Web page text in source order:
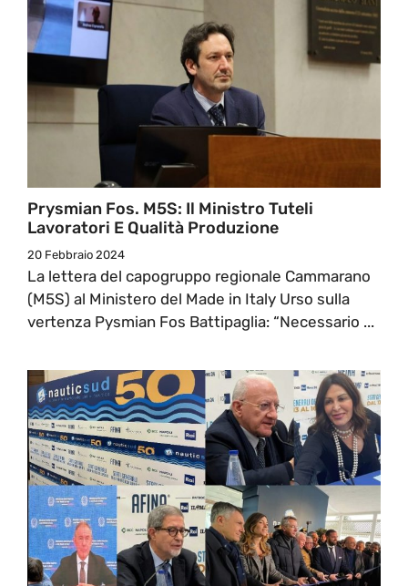
Prysmian Fos. M5S: Il Ministro Tuteli
Lavoratori E Qualità Produzione
20 Febbraio 2024
La lettera del capogruppo regionale Cammarano
(M5S) al Ministero del Made in Italy Urso sulla
vertenza Pysmian Fos Battipaglia: “Necessario ...